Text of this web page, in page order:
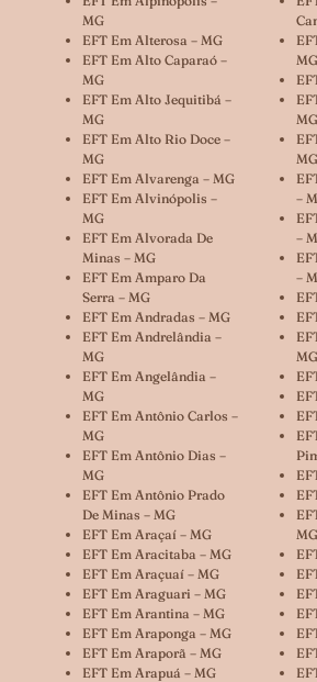
MG
EFT Em Alterosa – MG
EFT Em Alto Caparaó –
MG
EFT Em Alto Jequitibá –
MG
EFT Em Alto Rio Doce –
MG
EFT Em Alvarenga – MG
EFT Em Alvinópolis –
MG
EFT Em Alvorada De
Minas – MG
EFT Em Amparo Da
Serra – MG
EFT Em Andradas – MG
EFT Em Andrelândia –
MG
EFT Em Angelândia –
MG
EFT Em Antônio Carlos –
MG
EFT Em Antônio Dias –
MG
EFT Em Antônio Prado
De Minas – MG
EFT Em Araçaí – MG
EFT Em Aracitaba – MG
EFT Em Araçuaí – MG
EFT Em Araguari – MG
EFT Em Arantina – MG
EFT Em Araponga – MG
EFT Em Araporã – MG
EFT Em Arapuá – MG
MG
MG
MG
–
–
–
MG
MG